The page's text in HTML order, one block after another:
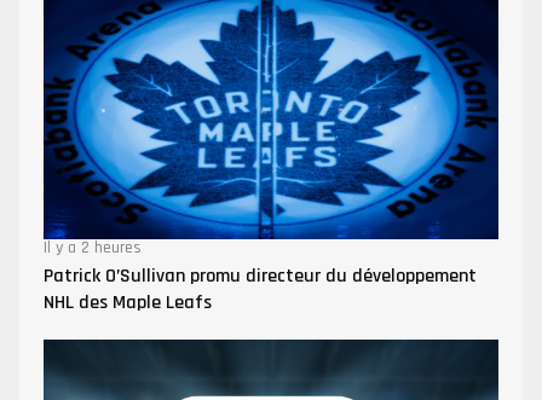
Il y a 2 heures
Patrick O’Sullivan promu directeur du développement
NHL des Maple Leafs